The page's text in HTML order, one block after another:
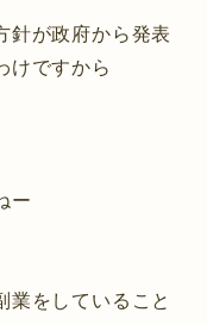
針が政府から発表
けですから
ー
業をしていること